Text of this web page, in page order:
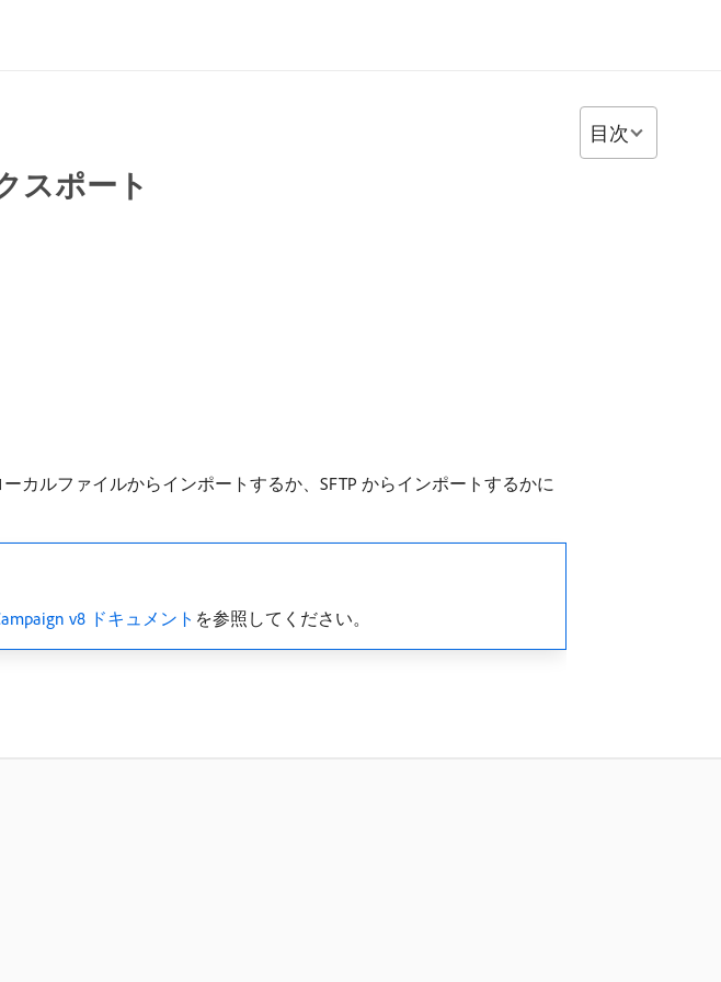
スポート
カルファイルからインポートするか、SFTP からインポートするかに
v8 ドキュメント を参照してください。
目次